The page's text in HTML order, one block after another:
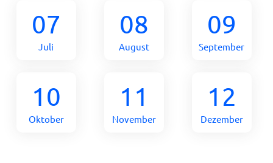
07
Juli
08
August
09
September
10
Oktober
11
November
12
Dezember